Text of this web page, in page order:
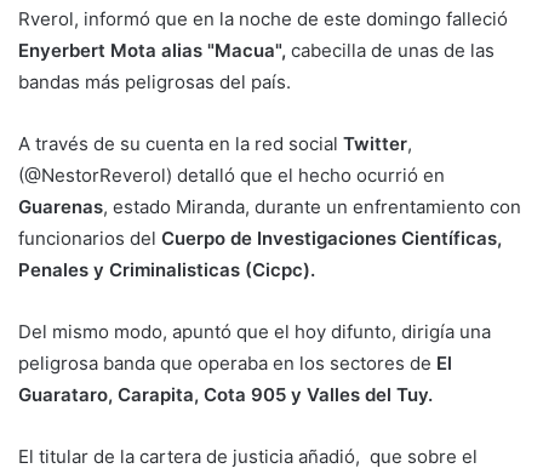
Rverol, informó que en la noche de este domingo falleció
Enyerbert Mota alias "Macua", cabecilla de unas de las
bandas más peligrosas del país.
A través de su cuenta en la red social Twitter,
(@NestorReverol) detalló que el hecho ocurrió en
Guarenas, estado Miranda, durante un enfrentamiento con
funcionarios del Cuerpo de Investigaciones Científicas,
Penales y Criminalisticas (Cicpc).
Del mismo modo, apuntó que el hoy difunto, dirigía una
peligrosa banda que operaba en los sectores de El
Guarataro, Carapita, Cota 905 y Valles del Tuy.
El titular de la cartera de justicia añadió, que sobre el